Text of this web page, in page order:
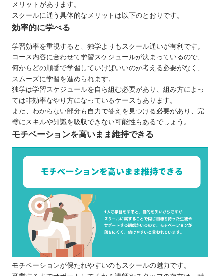
メリットがあります。
スクールに通う具体的なメリットは以下のとおりです。
効率的に学べる
学習効率を重視すると、独学よりもスクール通いが有利です。
コース内容に合わせて学習スケジュールが決まっているので、
何からどの順番で学習していけばいいのか考える必要がなく、
スムーズに学習を進められます。
独学は学習スケジュールを自ら組む必要があり、組み方によっ
ては非効率なやり方になっているケースもあります。
また、わからない部分も自力で答えを見つける必要があり、完
璧にスキルや知識を吸収できない可能性もあるでしょう。
モチベーションを高いまま維持できる
モチベーションが保たれやすいのもスクールの魅力です。